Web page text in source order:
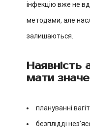
інфекцію вже не
методами, але
залишаються.
Наявність
мати
плануванні
безплідді